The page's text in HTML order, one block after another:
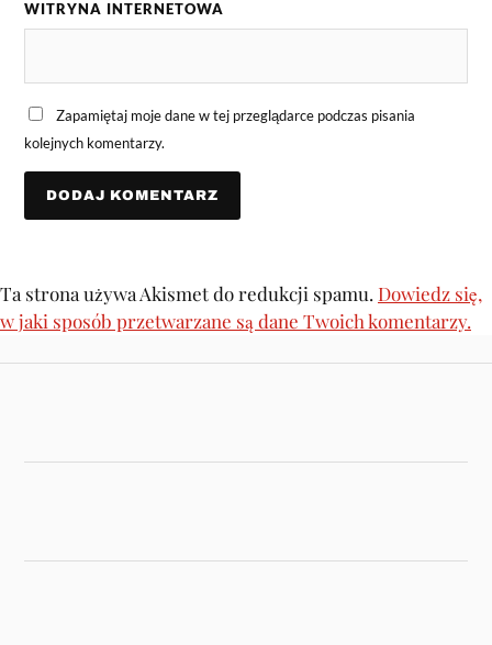
WITRYNA INTERNETOWA
Zapamiętaj moje dane w tej przeglądarce podczas pisania
kolejnych komentarzy.
Ta strona używa Akismet do redukcji spamu. Dowiedz się,
w jaki sposób przetwarzane są dane Twoich komentarzy.